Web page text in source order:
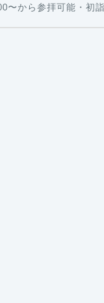
〜から参拝可能・初